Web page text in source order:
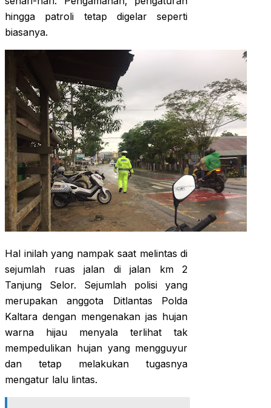
hingga patroli tetap digelar seperti
biasanya.
Hal inilah yang nampak saat melintas di
sejumlah ruas jalan di jalan km 2
Tanjung Selor. Sejumlah polisi yang
merupakan anggota Ditlantas Polda
Kaltara dengan mengenakan jas hujan
warna hijau menyala terlihat tak
mempedulikan hujan yang mengguyur
dan tetap melakukan tugasnya
mengatur lalu lintas.